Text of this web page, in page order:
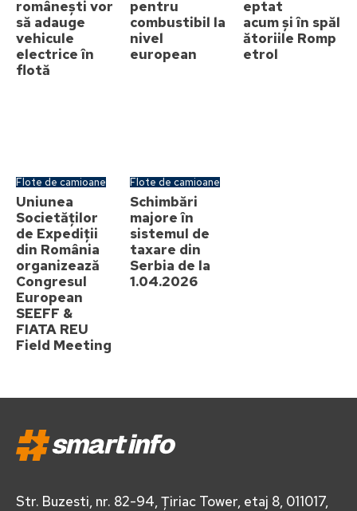
românești vor
să adauge
vehicule
electrice în
flotă
pentru
combustibil la
nivel
european
eptat
acum și în spăl
ătoriile Romp
etrol
Flote de camioane
Uniunea
Societăților
de Expediții
din România
organizează
Congresul
European
SEEFF &
FIATA REU
Field Meeting
Flote de camioane
Schimbări
majore în
sistemul de
taxare din
Serbia de la
1.04.2026
Str. Buzesti, nr. 82-94, Țiriac Tower, etaj 8, 011017,